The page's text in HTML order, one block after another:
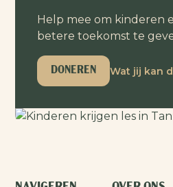
Help mee om kinderen
betere toekomst te
DONEREN Wat jij kan